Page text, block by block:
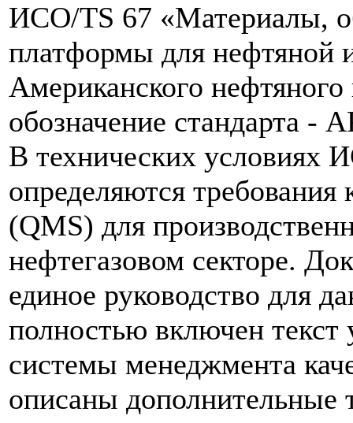
ИСО/TS 67 «Материалы,
платформы для нефтяной
Американского
обозначение стандарта -
В технических условиях
определяются требования
(QMS) для
нефтегазовом секторе.
единое руководство для
полностью включен текст
системы менеджмента
описаны дополнительные